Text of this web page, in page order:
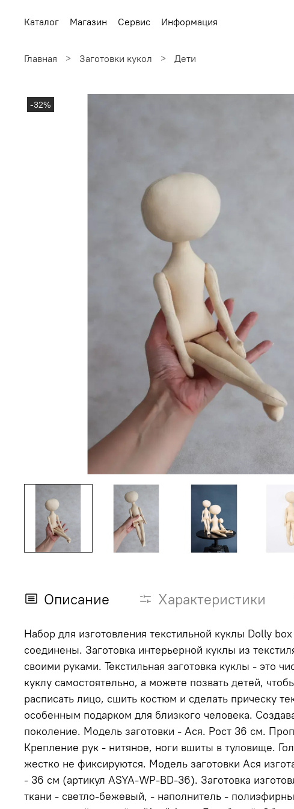
Каталог Магазин Сервис Информация
Главная Заготовки кукол Дети
-32%
Описание Характеристики
Набор для изготовления текстильной куклы Dolly
соединены. Заготовка интерьерной куклы из текстиля пригодится вам, если вы хотите упростить и ускорить процесс создания декоративной куклы
своими руками. Текстильная заготовка куклы - это чистый холст для ваших творческих экспериментов и самовыражения. Вы можете сделать свою
куклу самостоятельно, а можете позвать детей, чтобы вместе
расписать лицо, сшить костюм и сделать прическу текстильной куклы по
особенным подарком для близкого человека.
поколение. Модель заготовки - Ася. Рост 36 см. Пропорции тела 1:5. В теле куклы 4 точки подвижности. Подвижные соединения в бедрах, плечах.
Крепление рук - нитяное, ноги вшиты в туловище. Голова статичная. Тело без каркаса. Поэтому кукла
жестко не фиксируются. Модель заготовки Ася изготавливается в трех размерах: - 18 см (артикул ASYA-WP-BD-18), - 27 см (артикул ASYA-WP-BD-27),
- 36 см (артикул ASYA-WP-BD-36). Заготовка изготовлена в ручную из качественных и гипоаллергенных материалов: - ткань - 100% хлопок, цвет
ткани - светло-бежевый, - наполнитель - полиэфирные волокна (синтепух), - вощеная нить, - швейные нитки. Заготовка текстильной куклы выполнена